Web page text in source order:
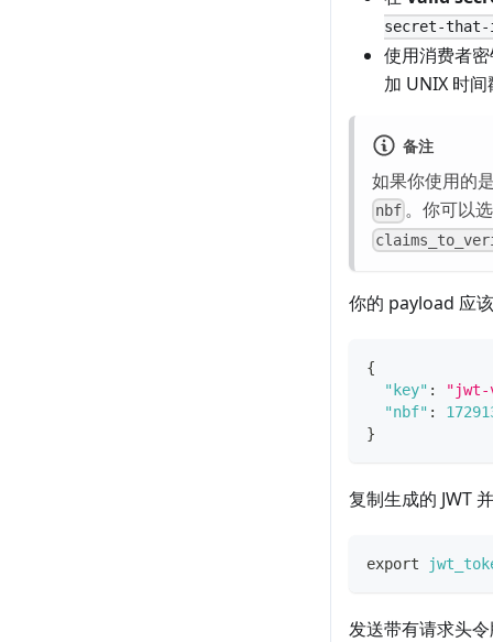
secret-
使用消费者
加 UNIX 时
备注
如果你使用的
nbf 。你可以
你的 payload 应
{
"key" :
"jwt-
"nbf" :
}
复制生成的 JWT
export
发送带有请求头